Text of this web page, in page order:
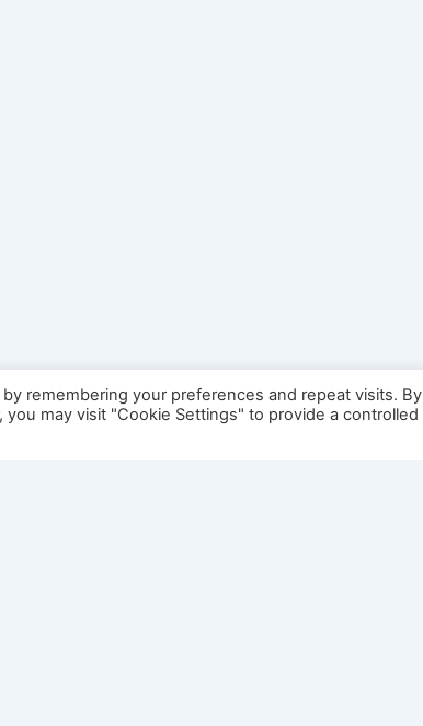
remembering your preferences and repeat visits. By
may visit "Cookie Settings" to provide a controlled